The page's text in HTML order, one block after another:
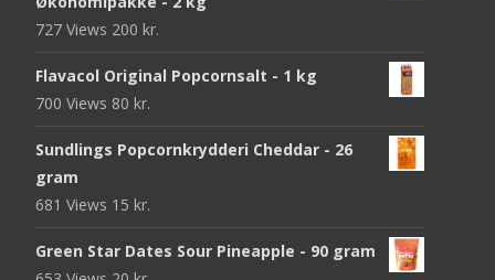
727 Views 200 kr.
Flavacol Original Popcornsalt - 1 kg
700 Views 80 kr.
Sundlings Popcornkrydderi Cheddar - 26
gram
681 Views 15 kr.
Green Star Dates Sour Pineapple - 90 gram